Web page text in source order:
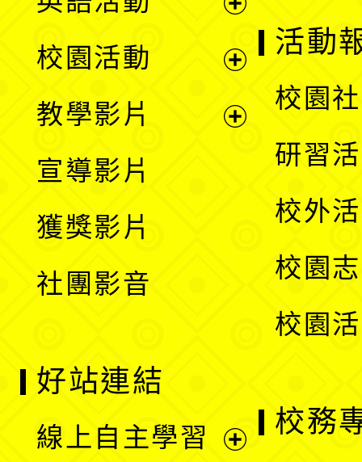
選
校園活動
教學影片
宣導影片
獲獎影片
社團影音
活動
校園
研習
校外
校園
校園
好站連結
線上自主學習
校務